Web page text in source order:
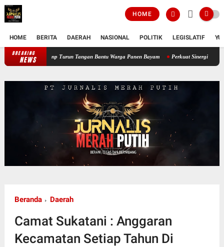
HOME
HOME BERITA DAERAH NASIONAL POLITIK LEGISLATIF
BREAKING
NEWS Perkuat Ketahanan Pangan Wilayah, Babinsa Koramil 12/Tnp Turun
Beranda Daerah
Camat Sukatani : Anggaran
Kecamatan Setiap Tahun Di